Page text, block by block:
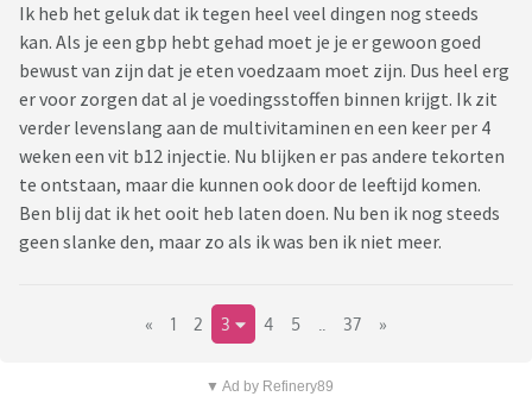
Ik heb het geluk dat ik tegen heel veel dingen nog steeds
kan. Als je een gbp hebt gehad moet je je er gewoon goed
bewust van zijn dat je eten voedzaam moet zijn. Dus heel erg
er voor zorgen dat al je voedingsstoffen binnen krijgt. Ik zit
verder levenslang aan de multivitaminen en een keer per 4
weken een vit b12 injectie. Nu blijken er pas andere tekorten
te ontstaan, maar die kunnen ook door de leeftijd komen.
Ben blij dat ik het ooit heb laten doen. Nu ben ik nog steeds
geen slanke den, maar zo als ik was ben ik niet meer.
« 1 2 3 4 5 37 »
▼ Ad by Refinery89